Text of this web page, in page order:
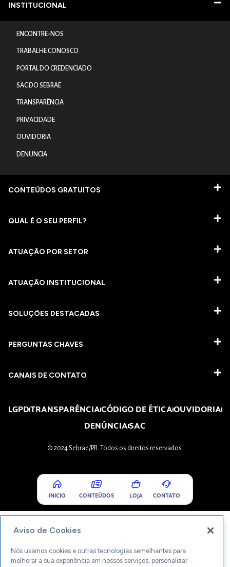
INSTITUCIONAL
ENCONTRE-NOS
TRABALHE CONOSCO
PORTAL DO CREDENCIADO
SAC DO SEBRAE
TRANSPARÊNCIA
PRIVACIDADE
OUVIDORIA
DENUNCIA
CONTEÚDOS GRATUITOS
QUAL É O SEU PERFIL?
ATUAÇÃO POR SETOR
ATUAÇÃO INSTITUCIONAL
SOLUÇÕES DESTACADAS
PERGUNTAS CHAVES​
CANAIS DE CONTATO
LGPDTRANSPARÊNCIACÓDIGO DE ÉTICAOUVIDORIA
DENÚNCIASAC
© 2024 Sebrae/PR. Todos os direitos reservados.
INICIO CONTEÚDOS LOJA CONTATO
Aviso de Cookies
Nós usamos cookies e outras tecnologias semelhantes para
melhorar a sua experiência em nossos serviços, personalizar